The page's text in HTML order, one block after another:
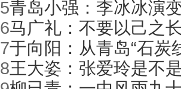
5青岛小强：李冰冰演
6马广礼：不要以己之
7于向阳：从青岛“石炭
8王大姿：张爱玲是不